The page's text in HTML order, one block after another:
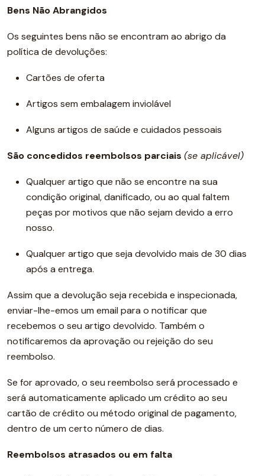
Bens Não Abrangidos
Os seguintes bens não se encontram ao abrigo da
política de devoluções:
Cartões de oferta
Artigos sem embalagem inviolável
Alguns artigos de saúde e cuidados pessoais
São concedidos reembolsos parciais (se aplicável)
Qualquer artigo que não se encontre na sua
condição original, danificado, ou ao qual faltem
peças por motivos que não sejam devido a erro
nosso.
Qualquer artigo que seja devolvido mais de 30 dias
após a entrega.
Assim que a devolução seja recebida e inspecionada,
enviar-lhe-emos um email para o notificar que
recebemos o seu artigo devolvido. Também o
notificaremos da aprovação ou rejeição do seu
reembolso.
Se for aprovado, o seu reembolso será processado e
será automaticamente aplicado um crédito ao seu
cartão de crédito ou método original de pagamento,
dentro de um certo número de dias.
Reembolsos atrasados ou em falta